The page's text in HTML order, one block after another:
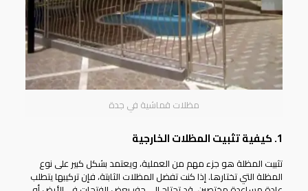
مظلات قماشية في جدة
1. كيفية تثبيت المظلات الخارجية
تثبيت المظلة هو جزء مهم من العملية، ويعتمد بشكل كبير على نوع
المظلة التي تختارها. إذا كنت تفضل المظلات الثابتة، فإن تركيبها يتطلب